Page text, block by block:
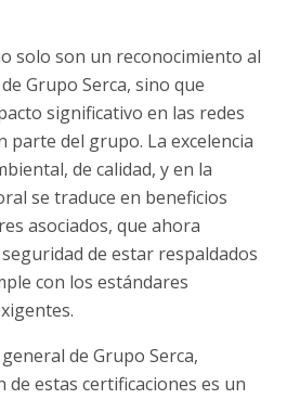
solo son un reconocimiento al
Grupo Serca, sino que
significativo en las redes
parte del grupo. La excelencia
de calidad, y en la
se traduce en beneficios
asociados, que ahora
de estar respaldados
con los estándares
de Grupo Serca,
de estas certificaciones es un